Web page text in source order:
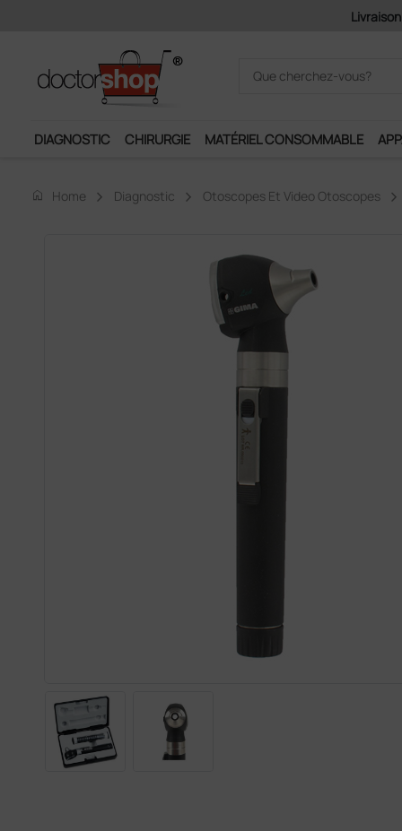
DIAGNOSTIC CHIRURGIE MATÉRIEL CONSOMMABLE
home Home Diagnostic Otoscopes Et Video Otoscopes